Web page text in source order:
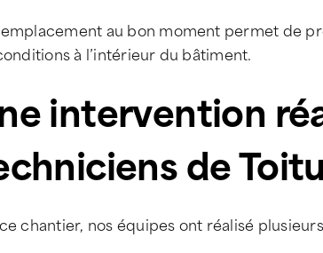
au bon moment permet de
à l’intérieur du bâtiment.
intervention
de
chantier, nos équipes ont réalisé